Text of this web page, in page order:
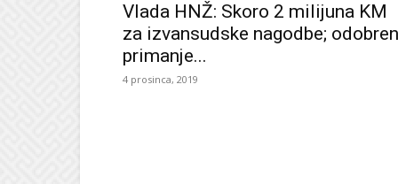
Vlada HNŽ: Skoro 2 milijuna KM
za izvansudske nagodbe;
primanje...
4 prosinca, 2019